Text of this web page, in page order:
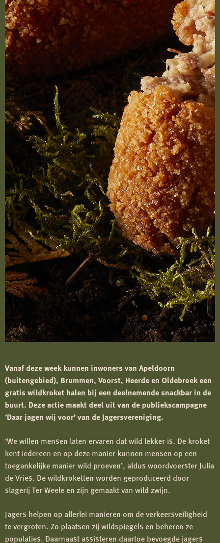
Vanaf deze week kunnen inwoners van Apeldoorn
(buitengebied), Brummen, Voorst, Heerde en Oldebroek een
gratis wildkroket halen bij een deelnemende snackbar in de
buurt. Deze actie maakt deel uit van de publiekscampagne
‘Daar jagen wij voor’ van de Jagersvereniging.
‘We willen mensen laten ervaren dat wild lekker is. De kroket
kent iedereen en op deze manier kunnen mensen op een
toegankelijke manier wild proeven’, aldus woordvoerster Julia
de Vries. De wildkroketten worden geproduceerd door
slagerij Ter Weele en zijn gemaakt van wild zwijn.
Jagers helpen op allerlei manieren om de verkeersveiligheid
te vergroten. Zo plaatsen zij wildspiegels en beheren ze
populaties. Daarnaast assisteren daartoe bevoegde jagers